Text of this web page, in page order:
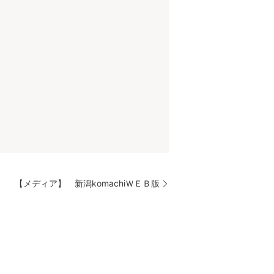
【メディア】 新潟komachiＷＥＢ版